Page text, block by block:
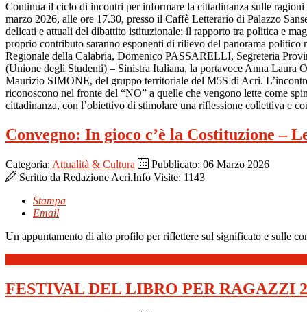
Continua il ciclo di incontri per informare la cittadinanza sulle
marzo 2026, alle ore 17.30, presso il Caffè Letterario di Palazzo
delicati e attuali del dibattito istituzionale: il rapporto tra politica e
proprio contributo saranno esponenti di rilievo del panorama
Regionale della Calabria, Domenico PASSARELLI, Segreteria
(Unione degli Studenti) – Sinistra Italiana, la portavoce Anna Laura
Maurizio SIMONE, del gruppo territoriale del M5S di Acri.
riconoscono nel fronte del “NO” a quelle che vengono lette come
cittadinanza, con l’obiettivo di stimolare una riflessione collettiva e
Convegno: In gioco c’è la Costituzione –
Categoria: Attualità & Cultura
Pubblicato: 06 Marzo 2026
Scritto da Redazione Acri.Info Visite: 1143
Stampa
Email
Un appuntamento di alto profilo per riflettere sul significato e sulle
FESTIVAL DEL LIBRO PER RAGAZZI